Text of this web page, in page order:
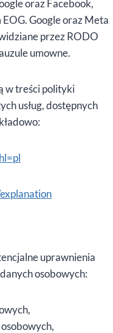
oraz Facebook,
Google oraz Meta
przez RODO
umowne.
w treści polityki
usług, dostępnych
uprawnienia
osobowych: